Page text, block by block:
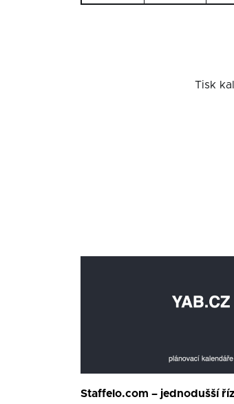
Tisk
Staffelo.com – jednodušší